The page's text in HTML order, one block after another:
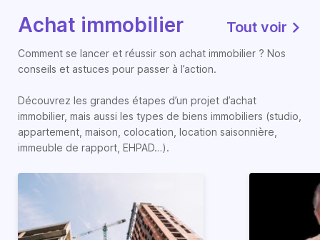
Achat immobilier Tout voir
Comment se lancer et réussir son achat immobilier ? Nos
conseils et astuces pour passer à l’action.
Découvrez les grandes étapes d’un projet d’achat
immobilier, mais aussi les types de biens immobiliers (studio,
appartement, maison, colocation, location saisonnière,
immeuble de rapport, EHPAD…).